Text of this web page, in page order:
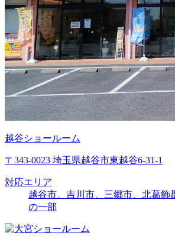
越谷ショールーム
〒343-0023 埼玉県越谷市東越谷6-31-1
対応エリア
越谷市、吉川市、三郷市、北葛飾
の一部